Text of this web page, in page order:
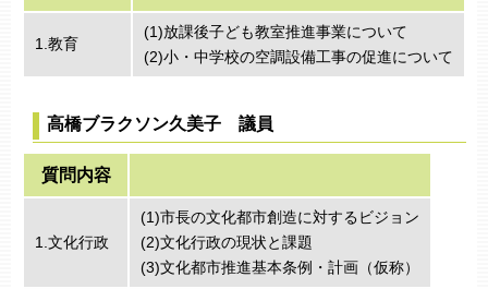
1.教育
(1)放課後子ども教室推進事業について
(2)小・中学校の空調設備工事の促進について
高橋ブラクソン久美子 議員
質問内容
1.文化行政
(1)市長の文化都市創造に対するビジョン
(2)文化行政の現状と課題
(3)文化都市推進基本条例・計画（仮称）